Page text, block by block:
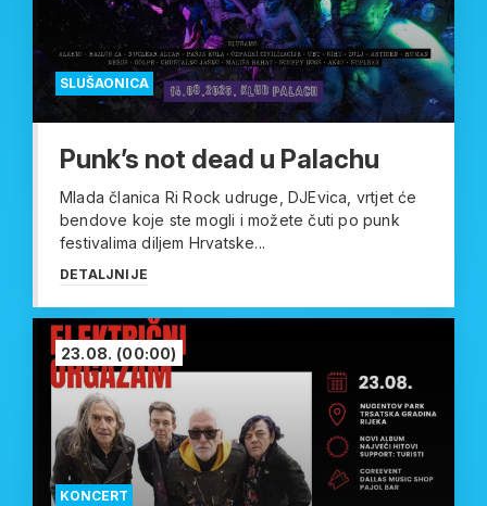
SLUŠAONICA
Punk’s not dead u Palachu
Mlada članica Ri Rock udruge, DJEvica, vrtjet će
bendove koje ste mogli i možete čuti po punk
festivalima diljem Hrvatske...
DETALJNIJE
KONCERT
23.08. (00:00)